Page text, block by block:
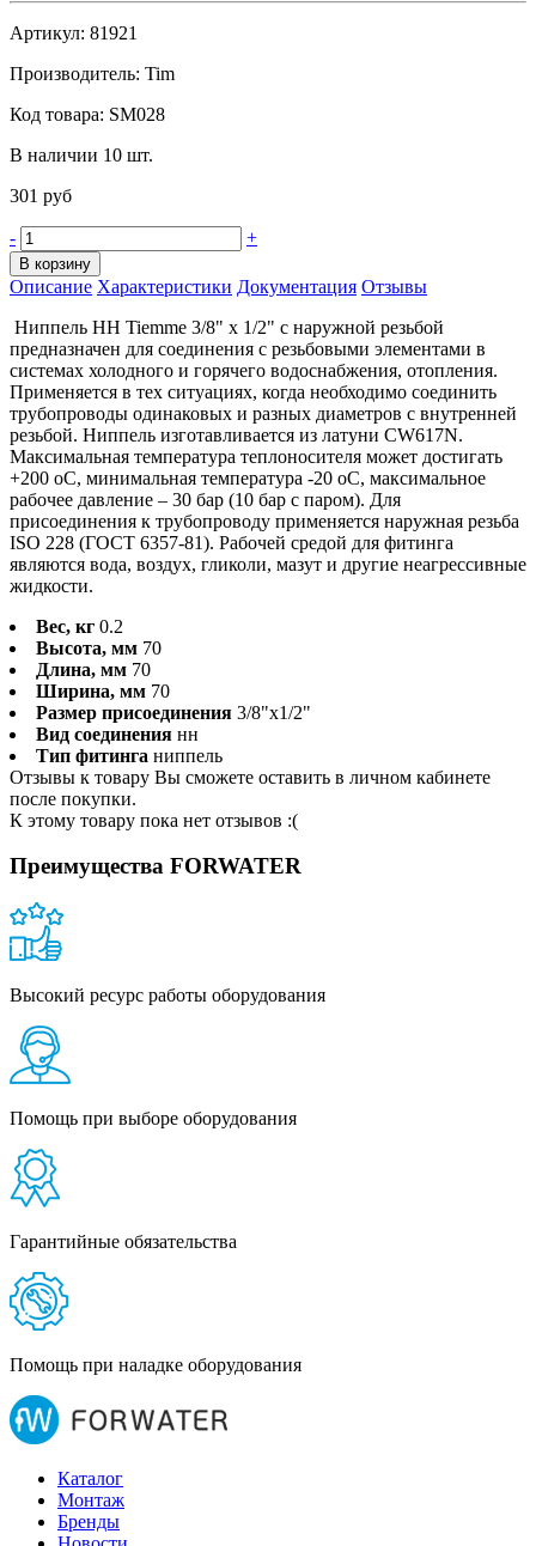
Артикул: 81921
Производитель: Tim
Код товара: SM028
В наличии 10 шт.
301 руб
- +
В корзину
Описание Характеристики Документация Отзывы
Ниппель HH Tiemme 3/8" х 1/2" с наружной резьбой
предназначен для соединения с резьбовыми элементами в
системах холодного и горячего водоснабжения, отопления.
Применяется в тех ситуациях, когда необходимо соединить
трубопроводы одинаковых и разных диаметров с внутренней
резьбой. Ниппель изготавливается из латуни CW617N.
Максимальная температура теплоносителя может достигать
+200 оС, минимальная температура -20 оС, максимальное
рабочее давление – 30 бар (10 бар с паром). Для
присоединения к трубопроводу применяется наружная резьба
ISO 228 (ГОСТ 6357-81). Рабочей средой для фитинга
являются вода, воздух, гликоли, мазут и другие неагрессивные
жидкости.
Вес, кг 0.2
Высота, мм 70
Длина, мм 70
Ширина, мм 70
Размер присоединения 3/8"x1/2"
Вид соединения нн
Тип фитинга ниппель
Отзывы к товару Вы сможете оставить в личном кабинете
после покупки.
К этому товару пока нет отзывов :(
Преимущества FORWATER
Высокий ресурс работы оборудования
Помощь при выборе оборудования
Гарантийные обязательства
Помощь при наладке оборудования
Каталог
Монтаж
Бренды